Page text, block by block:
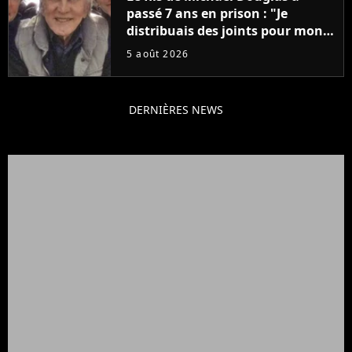
passé 7 ans en prison : "Je
distribuais des joints pour mon
père"
5 août 2026
DERNIÈRES NEWS